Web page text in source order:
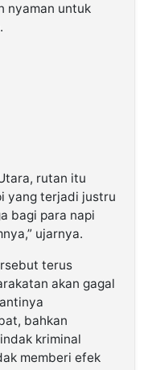
nyaman untuk
rutan itu
yang terjadi justru
bagi para napi
ujarnya.
terus
akan gagal
bahkan
kriminal
memberi efek